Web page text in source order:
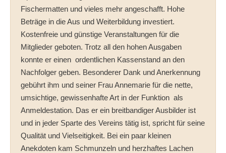
Fischermatten und vieles mehr angeschafft. Hohe
Beträge in die Aus und Weiterbildung investiert.
Kostenfreie und günstige Veranstaltungen für die
Mitglieder geboten. Trotz all den hohen Ausgaben
konnte er einen ordentlichen Kassenstand an den
Nachfolger geben. Besonderer Dank und Anerkennung
gebührt ihm und seiner Frau Annemarie für die nette,
umsichtige, gewissenhafte Art in der Funktion als
Anmeldestation. Das er ein breitbandiger Ausbilder ist
und in jeder Sparte des Vereins tätig ist, spricht für seine
Qualität und Vielseitigkeit. Bei ein paar kleinen
Anekdoten kam Schmunzeln und herzhaftes Lachen